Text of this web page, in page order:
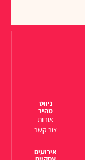
ניווט
מהיר
אודות
צור קשר
אירועים